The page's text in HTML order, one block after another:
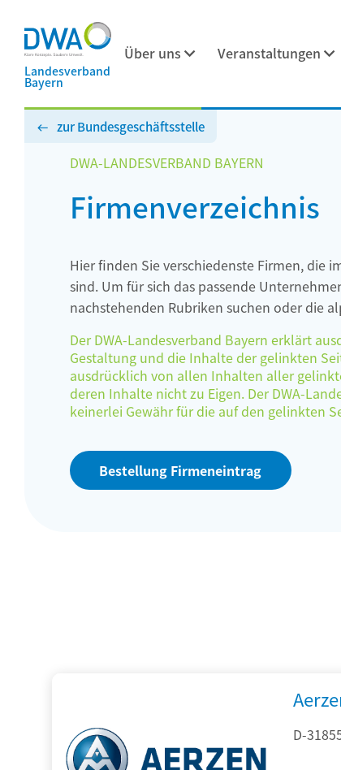
Landesverband
Bayern
Über uns Veranstaltungen
zur Bundesgeschäftsstelle
DWA-LANDESVERBAND BAYERN
Firmenverzeichnis
Hier finden Sie verschiedenste Firmen, die
sind. Um für sich das passende
nachstehenden Rubriken suchen oder die
Der DWA-Landesverband Bayern erklärt
Gestaltung und die Inhalte der gelinkten
ausdrücklich von allen Inhalten aller
deren Inhalte nicht zu Eigen. Der DWA-
keinerlei Gewähr für die auf den gelinkten
Bestellung Firmeneintrag
D-